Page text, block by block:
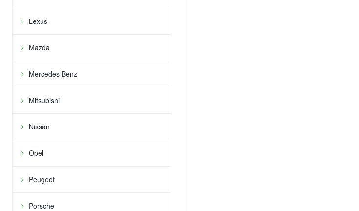
Lexus
Mazda
Mercedes Benz
Mitsubishi
Nissan
Opel
Peugeot
Porsche